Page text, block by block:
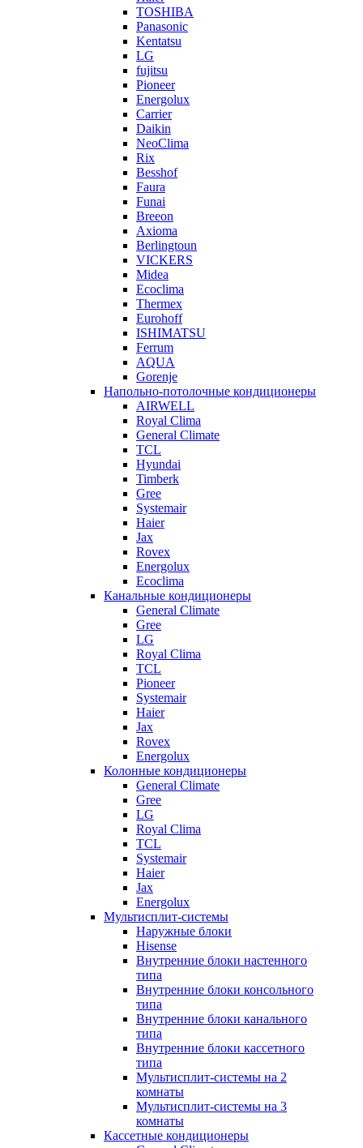
TOSHIBA
Panasonic
Kentatsu
LG
fujitsu
Pioneer
Energolux
Carrier
Daikin
NeoClima
Rix
Besshof
Faura
Funai
Breeon
Axioma
Berlingtoun
VICKERS
Midea
Ecoclima
Thermex
Eurohoff
ISHIMATSU
Ferrum
AQUA
Gorenje
Напольно-потолочные кондиционеры
AIRWELL
Royal Clima
General Climate
TCL
Hyundai
Timberk
Gree
Systemair
Haier
Jax
Rovex
Energolux
Ecoclima
Канальные кондиционеры
General Climate
Gree
LG
Royal Clima
TCL
Pioneer
Systemair
Haier
Jax
Rovex
Energolux
Колонные кондиционеры
General Climate
Gree
LG
Royal Clima
TCL
Systemair
Haier
Jax
Energolux
Мультисплит-системы
Наружные блоки
Hisense
Внутренние блоки настенного
типа
Внутренние блоки консольного
типа
Внутренние блоки канального
типа
Внутренние блоки кассетного
типа
Мультисплит-системы на 2
комнаты
Мультисплит-системы на 3
комнаты
Кассетные кондиционеры